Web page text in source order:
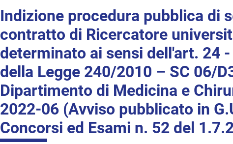
Indizione procedura pubblica di
contratto di Ricercatore
determinato ai sensi dell'art. 24
della Legge 240/2010 – SC 06/
Dipartimento di Medicina e
2022-06 (Avviso pubblicato in
Concorsi ed Esami n. 52 del